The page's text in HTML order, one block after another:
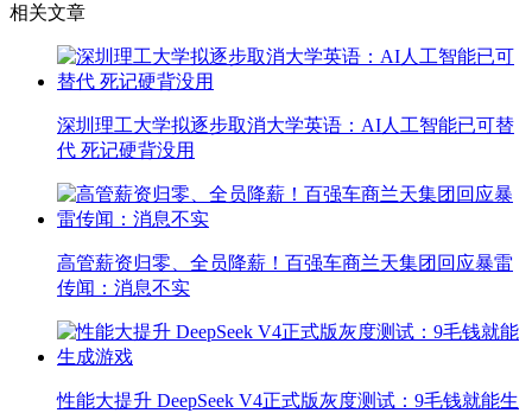
相关文章
深圳理工大学拟逐步取消大学英语：AI人工智能已可替
代 死记硬背没用
高管薪资归零、全员降薪！百强车商兰天集团回应暴雷
传闻：消息不实
性能大提升 DeepSeek V4正式版灰度测试：9毛钱就能生